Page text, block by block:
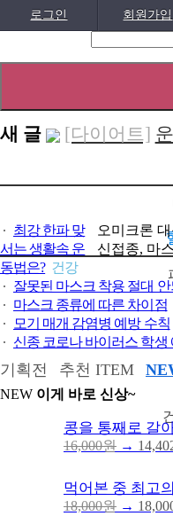
로그인 회원가입
새 글 [다이어트]
[04-
해 성금 5..[04-
[보도자료/칼
배트맨콜라·..
[건강] 봄철
이 위..[04-01]
[건강] 향긋
효능..[03-29]
[건강] 봄에
방수..[03-28]
[보도자료/칼
공간 ‘오키친 ..
[보도자료/
손잡고 ‘갓생
무조
터 줄..[05-19]
오미크론
신접종, 마
최강 한파 맞
서는 생활속 운
동법은? 건강
잘못된 마스크 착용 절대 안
마스크 종류에 따른 차이점
모기 매개 감염병 예방 수칙
신종 코로나 바이러스 학생
기획전 추천 ITEM
NEW 이게 바로 신상~
콩을 통째로 갈
16,000원 →
먹어본 중 최고
18,000원 →